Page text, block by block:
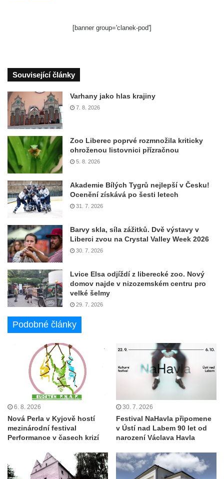
[banner group='clanek-pod']
Související články
Varhany jako hlas krajiny
7. 8. 2026
Zoo Liberec poprvé rozmnožila kriticky
ohroženou listovnici přízračnou
5. 8. 2026
Akademie Bílých Tygrů nejlepší v Česku!
Ocenění získává po šesti letech
31. 7. 2026
Barvy skla, síla zážitků. Dvě výstavy v
Liberci zvou na Crystal Valley Week 2026
30. 7. 2026
Lvice Elsa odjíždí z liberecké zoo. Nový
domov najde v nizozemském centru pro
velké šelmy
29. 7. 2026
Podobné články
6. 8. 2026
Nová Perla v Kyjově hostí
mezinárodní festival
Performance v časech krizí
30. 7. 2026
Festival NaHavla připomene
v Ústí nad Labem 90 let od
narození Václava Havla